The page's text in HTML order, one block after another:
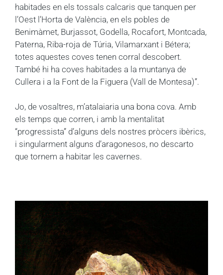
habitades en els tossals calcaris que tanquen per
l’Oest l’Horta de València, en els pobles de
Benimàmet, Burjassot, Godella, Rocafort, Montcada,
Paterna, Riba-roja de Túria, Vilamarxant i Bétera;
totes aquestes coves tenen corral descobert.
També hi ha coves habitades a la muntanya de
Cullera i a la Font de la Figuera (Vall de Montesa)”.
Jo, de vosaltres, m’atalaiaria una bona cova. Amb
els temps que corren, i amb la mentalitat
“progressista” d’alguns dels nostres pròcers ibèrics,
i singularment alguns d’aragonesos, no descarto
que tornem a habitar les cavernes.